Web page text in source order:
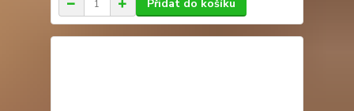
Přidat do košíku